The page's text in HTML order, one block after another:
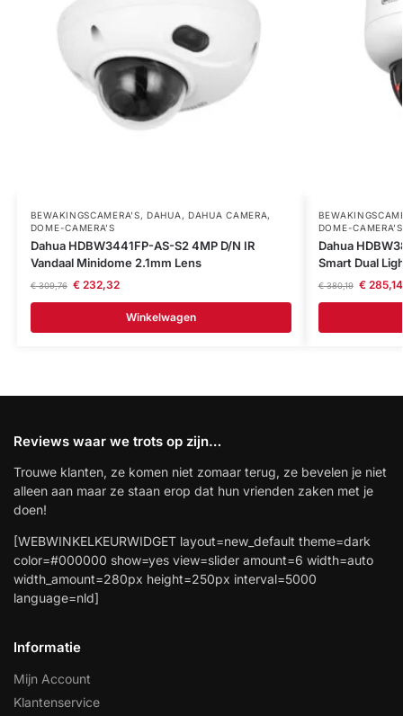
BEWAKINGSCAMERA'S,DAHUA , DAHUA CAMERA,
DOME-CAMERA’S
Dahua HDBW3441FP-AS-S2 4MP D/N IR
Vandaal Minidome 2.1mm Lens
€309,76 €232,32
Winkelwagen
DOME-CAMERA’S
Dahua
Smart Dual
€380,19 €285,14
Reviews waar we trots op zijn…
Trouwe klanten, ze komen niet zomaar terug, ze bevelen je niet
alleen aan maar ze staan erop dat hun vrienden zaken met je
doen!
[WEBWINKELKEURWIDGET layout=new_default theme=dark
color=#000000 show=yes view=slider amount=6 width=auto
width_amount=280px height=250px interval=5000
language=nld]
Informatie
Mijn Account
Klantenservice